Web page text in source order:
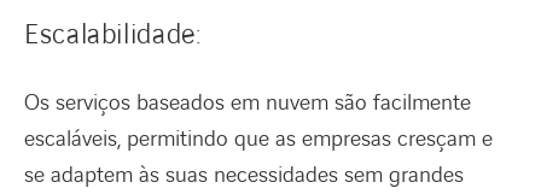
Escalabilidade:
Os serviços baseados em nuvem são facilmente
escaláveis, permitindo que as empresas cresçam e
se adaptem às suas necessidades sem grandes